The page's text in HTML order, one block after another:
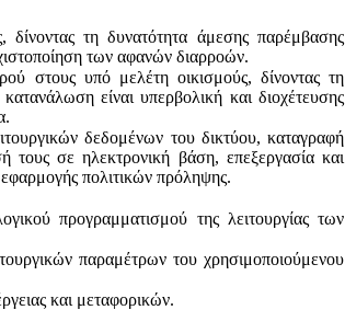
δίνοντας τη δυνατότητα άμεσης παρέμβασης
των αφανών διαρροών.
στους υπό μελέτη οικισμούς, δίνοντας τη
είναι υπερβολική και διοχέτευσης
δεδομένων του δικτύου, καταγραφή
σε ηλεκτρονική βάση, επεξεργασία και
εφαρμογής πολιτικών πρόληψης.
προγραμματισμού της λειτουργίας των
παραμέτρων του χρησιμοποιούμενου
και μεταφορικών.